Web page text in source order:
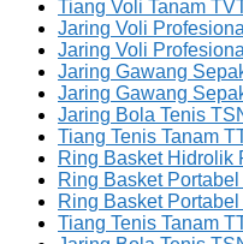
Tiang Voli Tanam
Jaring Voli
Jaring Voli
Jaring Gawang
Jaring Gawang
Jaring Bola Tenis
Tiang Tenis Tanam
Ring Basket Hidrolik
Ring Basket
Ring Basket
Tiang Tenis Tanam